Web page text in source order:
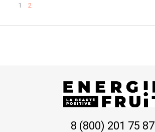
1 2
8 (800) 201 75 87